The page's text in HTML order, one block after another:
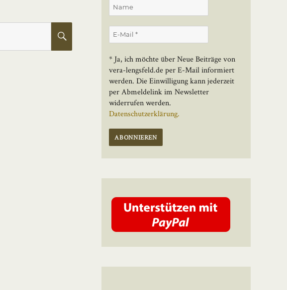
SUCHEN
* Ja, ich möchte über Neue Beiträge von
vera-lengsfeld.de per E-Mail informiert
werden. Die Einwilligung kann jederzeit
per Abmeldelink im Newsletter
widerrufen werden.
Datenschutzerklärung.